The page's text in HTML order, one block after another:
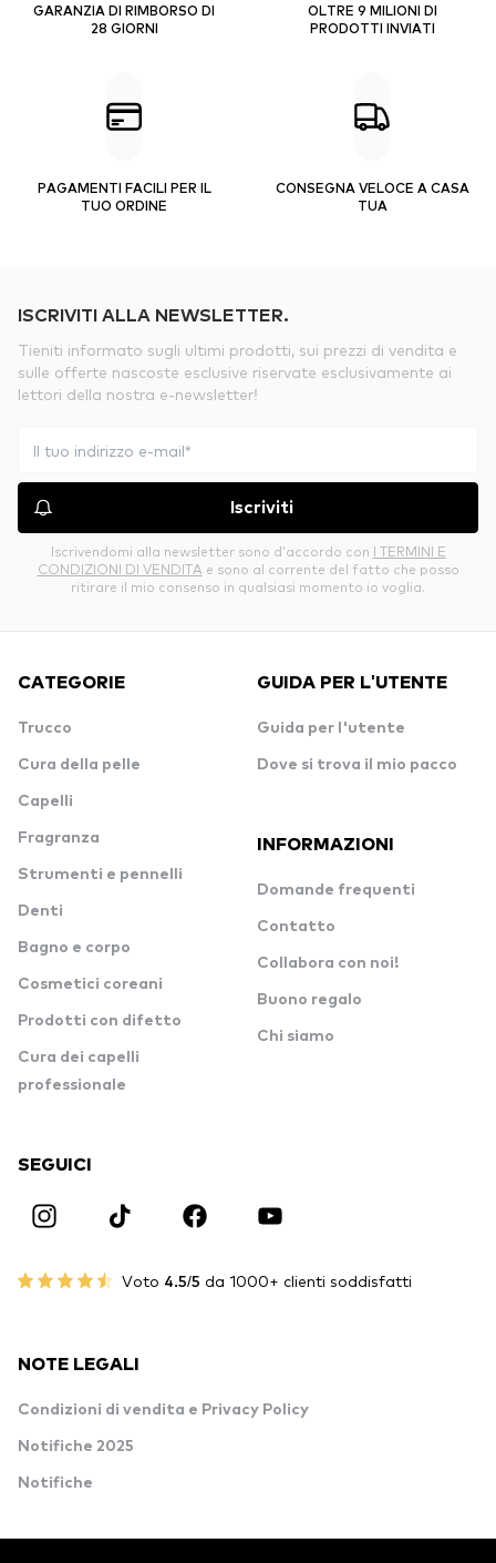
GARANZIA DI RIMBORSO DI
28 GIORNI
OLTRE 9 MILIONI DI
PRODOTTI INVIATI
PAGAMENTI FACILI PER IL
TUO ORDINE
CONSEGNA VELOCE A CASA
TUA
ISCRIVITI ALLA NEWSLETTER.
Tieniti informato sugli ultimi prodotti, sui prezzi di vendita e
sulle offerte nascoste esclusive riservate esclusivamente ai
lettori della nostra e-newsletter!
Iscriviti
Iscrivendomi alla newsletter sono d’accordo con I TERMINI E
CONDIZIONI DI VENDITA e sono al corrente del fatto che posso
ritirare il mio consenso in qualsiasi momento io voglia.
CATEGORIE
Trucco
Cura della pelle
Capelli
Fragranza
Strumenti e pennelli
Denti
Bagno e corpo
Cosmetici coreani
Prodotti con difetto
Cura dei capelli
professionale
GUIDA PER L'UTENTE
Guida per l'utente
Dove si trova il mio pacco
INFORMAZIONI
Domande frequenti
Contatto
Collabora con noi!
Buono regalo
Chi siamo
SEGUICI
Voto 4.5/5 da 1000+ clienti soddisfatti
NOTE LEGALI
Condizioni di vendita e Privacy Policy
Notifiche 2025
Notifiche